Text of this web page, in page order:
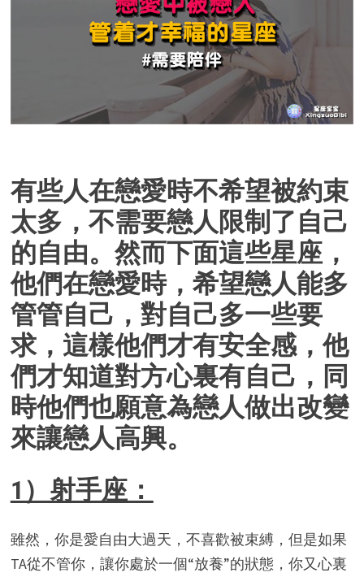
有些人在戀愛時不希望被約束
太多，不需要戀人限制了自己
的自由。然而下面這些星座，
他們在戀愛時，希望戀人能多
管管自己，對自己多一些要
求，這樣他們才有安全感，他
們才知道對方心裏有自己，同
時他們也願意為戀人做出改變
來讓戀人高興。
1）射手座：
雖然，你是愛自由大過天，不喜歡被束縛，但是如果
TA從不管你，讓你處於一個“放養”的狀態，你又心裏